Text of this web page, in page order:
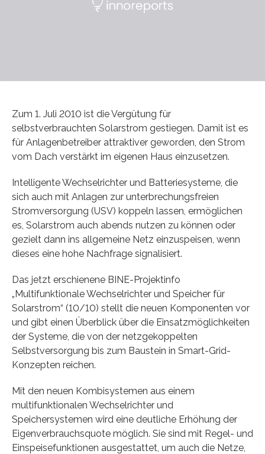
Zum 1. Juli 2010 ist die Vergütung für
selbstverbrauchten Solarstrom gestiegen. Damit ist es
für Anlagenbetreiber attraktiver geworden, den Strom
vom Dach verstärkt im eigenen Haus einzusetzen.
Intelligente Wechselrichter und Batteriesysteme, die
sich auch mit Anlagen zur unterbrechungsfreien
Stromversorgung (USV) koppeln lassen, ermöglichen
es, Solarstrom auch abends nutzen zu können oder
gezielt dann ins allgemeine Netz einzuspeisen, wenn
dieses eine hohe Nachfrage signalisiert.
Das jetzt erschienene BINE-Projektinfo
„Multifunktionale Wechselrichter und Speicher für
Solarstrom“ (10/10) stellt die neuen Komponenten vor
und gibt einen Überblick über die Einsatzmöglichkeiten
der Systeme, die von der netzgekoppelten
Selbstversorgung bis zum Baustein in Smart-Grid-
Konzepten reichen.
Mit den neuen Kombisystemen aus einem
multifunktionalen Wechselrichter und
Speichersystemen wird eine deutliche Erhöhung der
Eigenverbrauchsquote möglich. Sie sind mit Regel- und
Einspeisefunktionen ausgestattet, um auch die Netze,